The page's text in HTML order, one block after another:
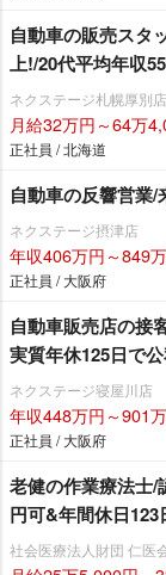
自動車の販売スタ
上!/20代平均年収
ネクステージ札幌厚別店
月給32万円～64万
正社員 / 北海道
自動車の反響営業
ネクステージ摂津店
年収406万円～849
正社員 / 大阪府
自動車販売店の接
実質年休125日で
ネクステージ寝屋川店
年収448万円～901
正社員 / 大阪府
老健の作業療法士/
円可&年間休日123
社会医療法人財団 仁医